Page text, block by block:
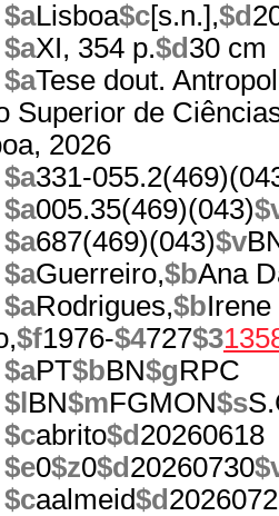
$aLisboa$c[s.n.],$d
$aXI, 354 p.$d 30 cm
$aTese dout.
Superior de
2026
$a331-
$a005.35(469)(043)
$a687(469)(043)$v
$aGuerreiro,$bAna
$aRodrigues,$b
$f1976-$4727$3
$aPT$bBN$gRPC
$l BN$mFGMON$s
$cabrito$d 20260618
$e0$z0$d 20260730
$caalmeid$d